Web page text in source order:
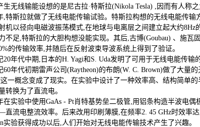
无线输能设想的是尼古拉·特斯拉(Nikola Tesla) ,因而有人称之
斯拉就做了无线电能传输试验。特斯拉构想的无线电能传输
机以径向电磁波振荡模式,在地球与电离层之间建立起大约8Hz
不足,特斯拉的大胆构想没能实现。其后,古博(Goubau) 、施瓦
的传输效率,并随后在反射波束导波系统上得到了验证。
年代中期,日本的H. Yagi和S. Uda发明了可用于无线电能传输
年代初期雷声公司(Raytheon)的布朗(W. C. Brown)做了大量
一概念变成了现实。在实验中设计了一种效率高、结构简单
转换为了直流电。
实验中使用GaAs - Pt肖特基势垒二极管,用铝条构造半波电偶
流电整流效率。后来改用印刷薄膜,在频率2. 45 GHz时效率达
实验获得成功以后,人们开始对无线电能传输技术产生了兴趣。